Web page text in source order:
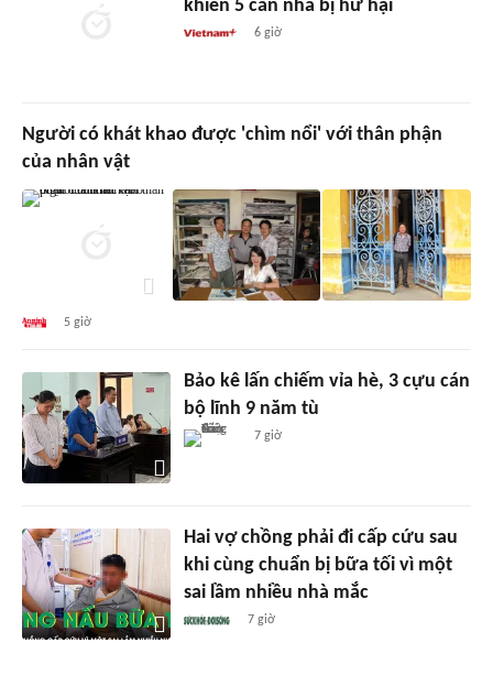
khiến 5 căn nhà bị hư hại
6 giờ
Người có khát khao được 'chìm nổi' với thân phận
của nhân vật
5 giờ
Bảo kê lấn chiếm vỉa hè, 3 cựu cán
bộ lĩnh 9 năm tù
7 giờ
Hai vợ chồng phải đi cấp cứu sau
khi cùng chuẩn bị bữa tối vì một
sai lầm nhiều nhà mắc
7 giờ